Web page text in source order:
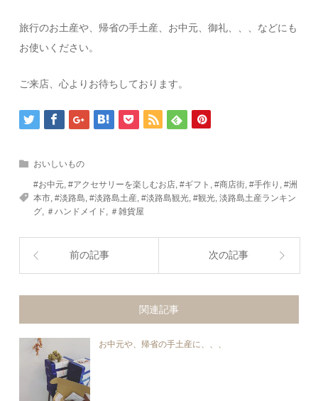
旅行のお土産や、帰省の手土産、お中元、御礼、、、などにも
お使いください。
ご来店、心よりお待ちしております。
おいしいもの
#お中元 ,#アクセサリーを楽しむお店 ,#ギフト ,#商店街 ,#手作り ,#洲
本市 ,#淡路島 ,#淡路島土産 ,#淡路島観光 ,#観光 ,淡路島土産ランキン
グ
＃ハンドメイド ＃雑貨屋
前の記事 次の記事
関連記事
お中元や、帰省の手土産に、、、